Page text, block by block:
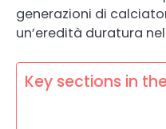
generazioni di
un’eredità duratura
Key sections in